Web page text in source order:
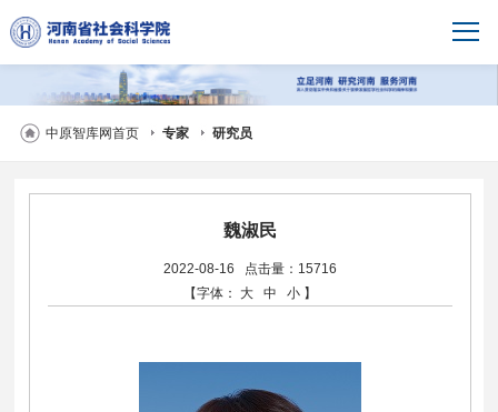
中原智库网首页 专家 研究员
魏淑民
2022-08-16
点击量：15716
【字体：
大 中 小 】